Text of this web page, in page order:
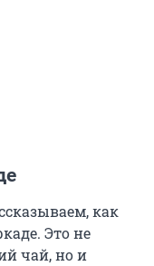
как
Это не
чай, но и